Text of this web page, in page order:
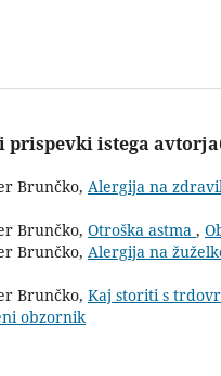
prispevki istega
Brunčko, Alergija na
Brunčko, Otroška astma ,
Brunčko, Alergija na
Brunčko, Kaj storiti s
obzornik